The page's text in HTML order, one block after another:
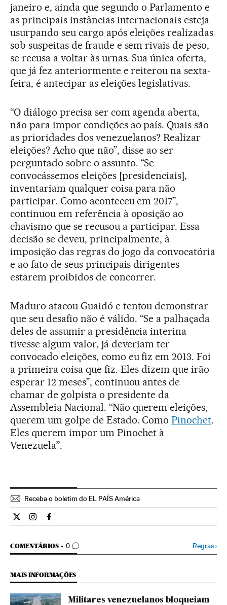
janeiro e, ainda que segundo o Parlamento e
as principais instâncias internacionais esteja
usurpando seu cargo após eleições realizadas
sob suspeitas de fraude e sem rivais de peso,
se recusa a voltar às urnas. Sua única oferta,
que já fez anteriormente e reiterou na sexta-
feira, é antecipar as eleições legislativas.
“O diálogo precisa ser com agenda aberta,
não para impor condições ao país. Quais são
as prioridades dos venezuelanos? Realizar
eleições? Acho que não”, disse ao ser
perguntado sobre o assunto. “Se
convocássemos eleições [presidenciais],
inventariam qualquer coisa para não
participar. Como aconteceu em 2017”,
continuou em referência à oposição ao
chavismo que se recusou a participar. Essa
decisão se deveu, principalmente, à
imposição das regras do jogo da convocatória
e ao fato de seus principais dirigentes
estarem proibidos de concorrer.
Maduro atacou Guaidó e tentou demonstrar
que seu desafio não é válido. “Se a palhaçada
deles de assumir a presidência interina
tivesse algum valor, já deveriam ter
convocado eleições, como eu fiz em 2013. Foi
a primeira coisa que fiz. Eles dizem que irão
esperar 12 meses”, continuou antes de
chamar de golpista o presidente da
Assembleia Nacional. “Não querem eleições,
querem um golpe de Estado. ComoPinochet.
Eles querem impor um Pinochet à
Venezuela”.
Receba o boletim do EL PAÍS América
Internacional El País Brasil en Twitter
Internacional El País Brasil en Instagram
Internacional El País Brasil en Facebook
COMENTÁRIOS 0
COMENTÁRIOS Regras›
MAIS INFORMAÇÕES
Militares venezuelanos bloqueiam